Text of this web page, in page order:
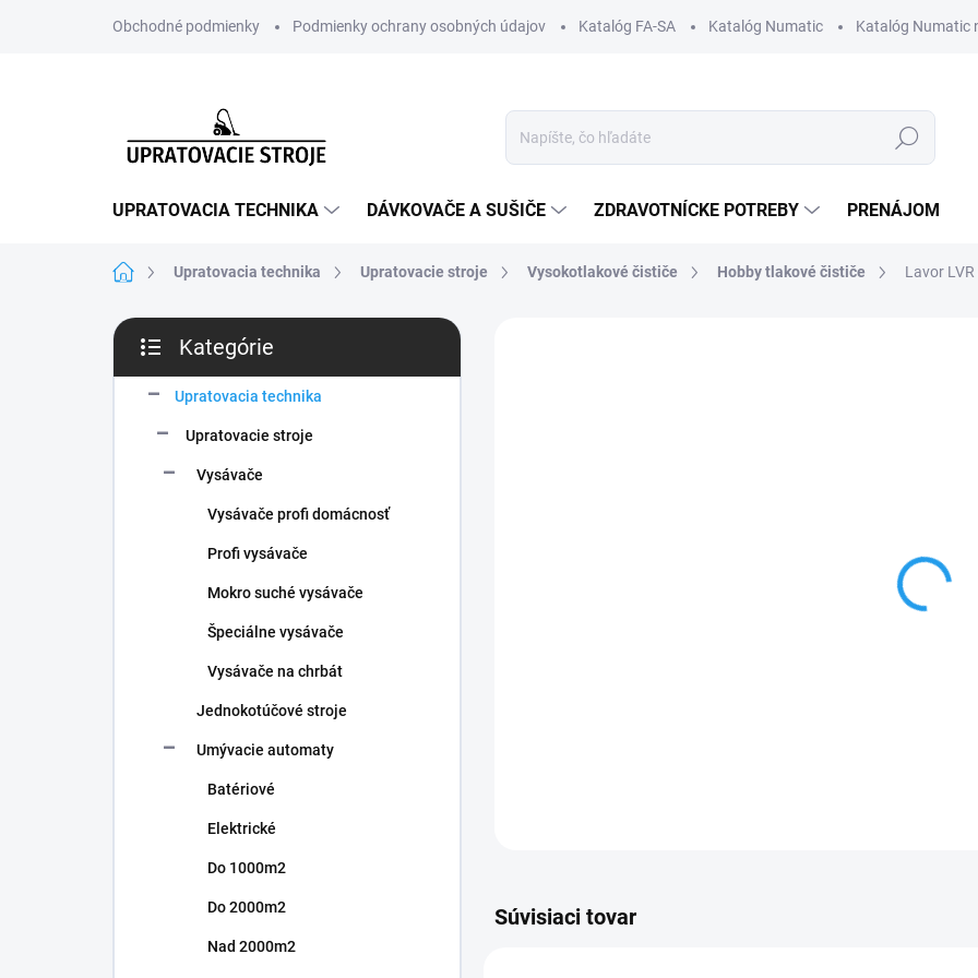
Obchodné podmienky Podmienky ochrany osobných údajov Katalóg FA-SA Katalóg Numatic Katalóg Numatic
Hľadať
UPRATOVACIA TECHNIKA DÁVKOVAČE A SUŠIČE ZDRAVOTNÍCKE POTREBY PRENÁJOM
DomovUpratovacia technika Upratovacie stroje Vysokotlakové čističe Hobby tlakové čističe Lavor LVR
B
č
kategórie
Kategórie
Upratovacia technika
Upratovacie stroje
Vysávače
Vysávače profi domácnosť
Profi vysávače
Mokro suché vysávače
Špeciálne vysávače
Vysávače na chrbát
Jednokotúčové stroje
Umývacie automaty
Batériové
Elektrické
Do 1000m2
Do 2000m2
Nad 2000m2
Súvisiaci tovar